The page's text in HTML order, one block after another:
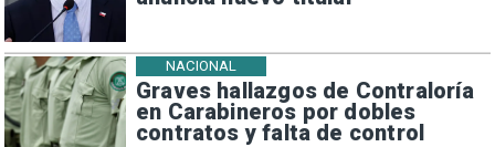
Graves hallazgos de Contraloría
en Carabineros por dobles
contratos y falta de control
NACIONAL